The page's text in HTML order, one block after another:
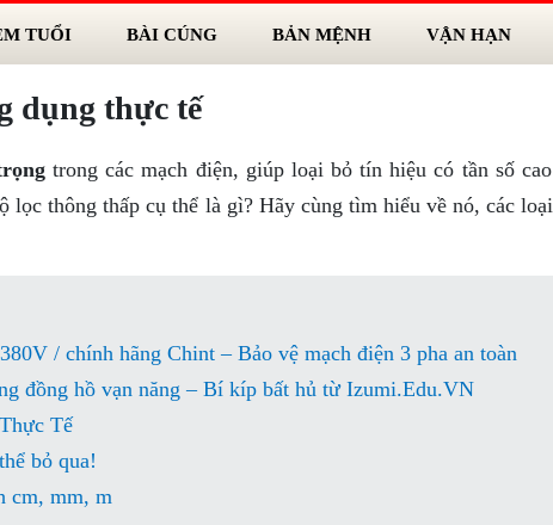
TUỔI BÀI CÚNG BẢN MỆNH VẬN HẠN
dụng thực tế
trong các mạch điện, giúp loại bỏ tín hiệu có tần số
lọc thông thấp cụ thể là gì? Hãy cùng tìm hiểu về nó, các
/ chính hãng Chint – Bảo vệ mạch điện 3 pha an toàn
đồng hồ vạn năng – Bí kíp bất hủ từ Izumi.Edu.VN
Tế
bỏ qua!
cm, mm, m